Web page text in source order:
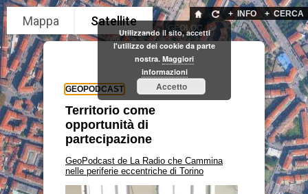
+ CERCA
+ INFO
GEOLOC
Utilizzando il sito, accetti
l'utilizzo dei cookie da parte
nostra. Maggiori
informazioni
Accetto